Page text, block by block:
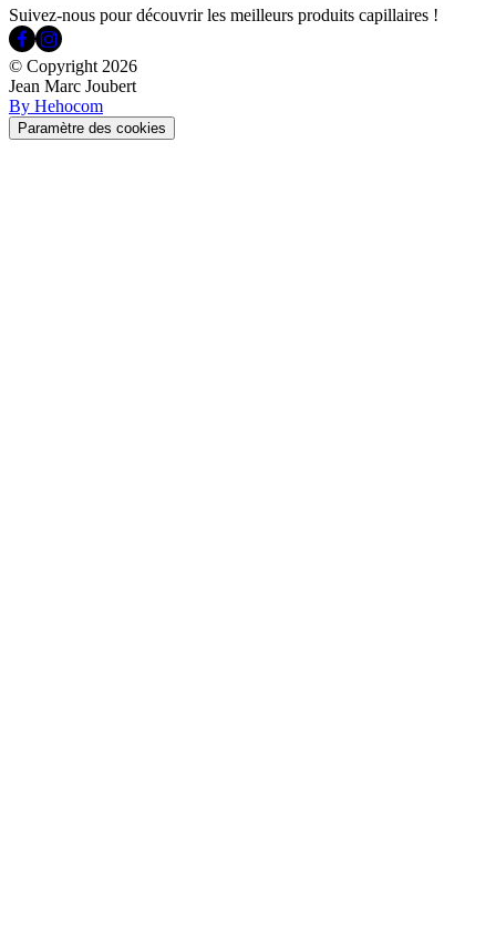
Suivez-nous pour découvrir les meilleurs produits capillaires !
© Copyright 2026
Jean Marc Joubert
By Hehocom
Paramètre des cookies